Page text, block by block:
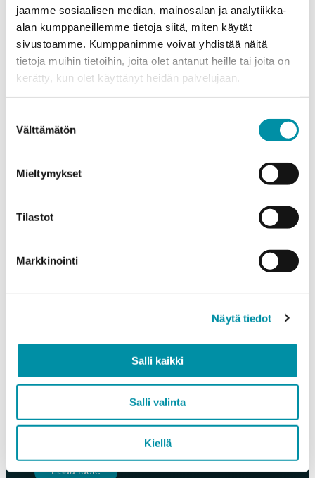
jaamme sosiaalisen median, mainosalan ja analytiikka-
alan kumppaneillemme tietoja siitä, miten käytät
sivustoamme. Kumppanimme voivat yhdistää näitä
tietoja muihin tietoihin, joita olet antanut heille tai joita on
kerätty, kun olet käyttänyt heidän palvelujaan.
valinta
Välttämätön
Mieltymykset
Tilastot
Markkinointi
Näytä tiedot
Salli kaikki
Salli valinta
Kiellä
Sähköposti*
Puhelinnumero
Valitse tuote ja syötä tilauksen määrä metreinä. Huomioithan, että
Tuote*
EN AW-6063 (min. 250kg)
Lisää tuote